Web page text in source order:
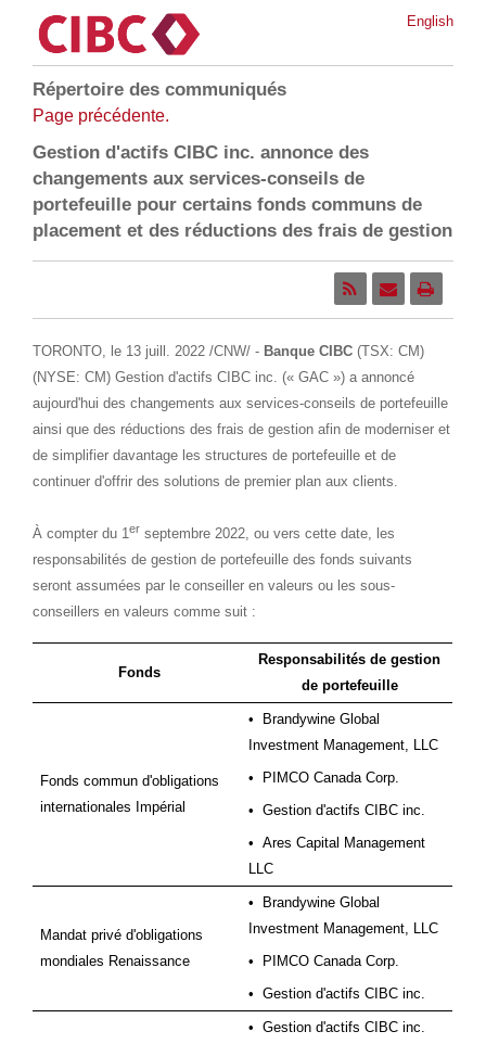
English
Répertoire des communiqués
Page précédente.
Gestion d'actifs CIBC inc. annonce des
changements aux services-conseils de
portefeuille pour certains fonds communs de
placement et des réductions des frais de gestion
TORONTO, le 13 juill. 2022 /CNW/ - Banque CIBC (TSX: CM)
(NYSE: CM) Gestion d'actifs CIBC inc. (« GAC ») a annoncé
aujourd'hui des changements aux services-conseils de portefeuille
ainsi que des réductions des frais de gestion afin de moderniser et
de simplifier davantage les structures de portefeuille et de
continuer d'offrir des solutions de premier plan aux clients.
À compter du 1er septembre 2022, ou vers cette date, les
responsabilités de gestion de portefeuille des fonds suivants
seront assumées par le conseiller en valeurs ou les sous-
conseillers en valeurs comme suit :
Fonds
Responsabilités de gestion
de portefeuille
Fonds commun d'obligations
internationales Impérial
•
Brandywine Global
Investment Management, LLC
•
PIMCO Canada Corp.
• Gestion d'actifs CIBC inc.
• Ares Capital Management
LLC
Mandat privé d'obligations
mondiales Renaissance
•
Brandywine Global
Investment Management, LLC
•
PIMCO Canada Corp.
• Gestion d'actifs CIBC inc.
• Gestion d'actifs CIBC inc.